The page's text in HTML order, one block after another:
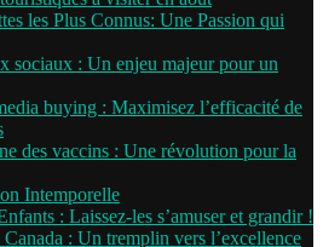
les Plus Connus: Une Passion qui
sociaux : Un enjeu majeur pour un
buying : Maximisez l’efficacité de
des vaccins : Une révolution pour la
Intemporelle
: Laissez-les s’amuser et grandir !
: Un tremplin vers l’excellence